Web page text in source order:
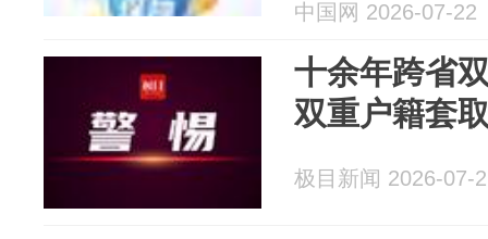
中国网 2026-07-22
十余年跨省
双重户籍套
极目新闻 2026-07-